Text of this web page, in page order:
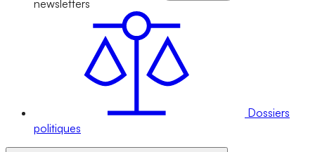
newsletters
Dossiers
politiques